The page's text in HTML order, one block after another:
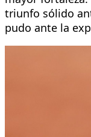
triunfo sólido
pudo ante la